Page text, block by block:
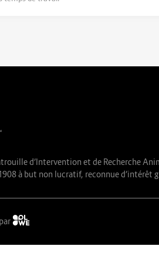
d’Intervention et de Recherche
à but non lucratif, reconnue d’intérêt